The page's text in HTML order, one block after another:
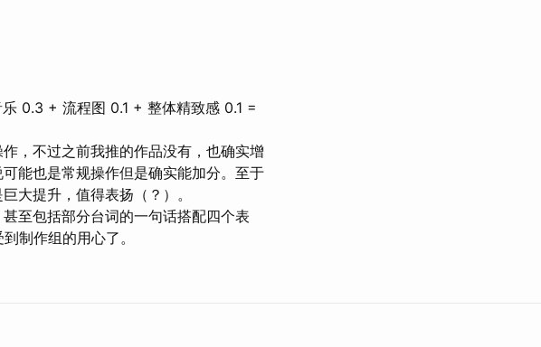
0.3 + 流程图 0.1 + 整体精致感 0.1 =
，不过之前我推的作品没有，也确实增
能也是常规操作但是确实能加分。至于
大提升，值得表扬（？）。
至包括部分台词的一句话搭配四个表
制作组的用心了。